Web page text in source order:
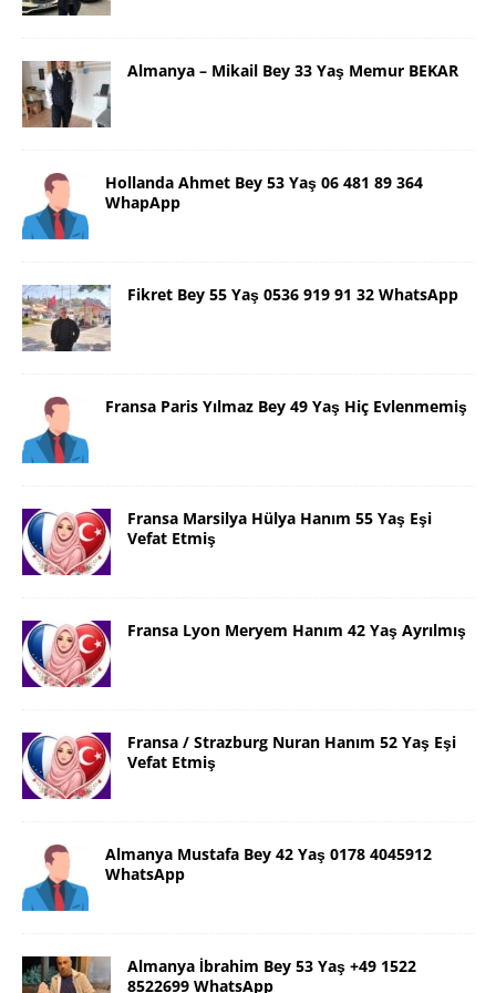
Almanya – Mikail Bey 33 Yaş Memur BEKAR
Hollanda Ahmet Bey 53 Yaş 06 481 89 364
WhapApp
Fikret Bey 55 Yaş 0536 919 91 32 WhatsApp
Fransa Paris Yılmaz Bey 49 Yaş Hiç Evlenmemiş
Fransa Marsilya Hülya Hanım 55 Yaş Eşi
Vefat Etmiş
Fransa Lyon Meryem Hanım 42 Yaş Ayrılmış
Fransa / Strazburg Nuran Hanım 52 Yaş Eşi
Vefat Etmiş
Almanya Mustafa Bey 42 Yaş 0178 4045912
WhatsApp
Almanya İbrahim Bey 53 Yaş +49 1522
8522699 WhatsApp